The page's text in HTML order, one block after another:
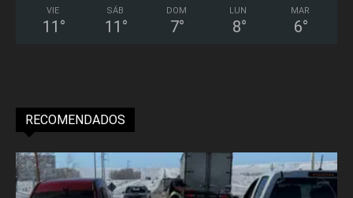
VIE
11 °
SÁB
11 °
DOM
7°
LUN
8°
MAR
6°
RECOMENDADOS